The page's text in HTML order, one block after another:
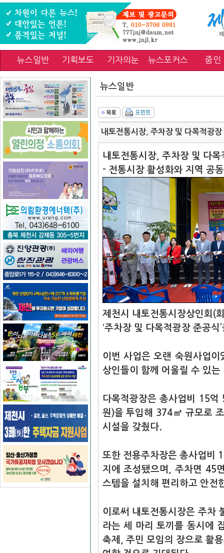
뉴스일반 기획보도 기자의눈 뉴스포커스 줌인
뉴스일반
내토전통시장, 주차장 및 다목적광장
내토전통시장, 주차장 및 다
- 전통시장 활성화와 지역 공
제천시 내토전통시장상인회(
‘주차장 및 다목적광장 준공식
이번 사업은 오랜 숙원사업
상인들이 함께 어울릴 수 있
다목적광장은 총사업비 15
원)을 투입해 374㎡ 규모로
시설을 갖췄다.
또한 전용주차장은 총사업비
지에 조성됐으며, 주차면 45
스템을 설치해 편리하고 안전
이로써 내토전통시장은 주차
라는 세 마리 토끼를 동시에
축제, 주민 모임의 장으로 활